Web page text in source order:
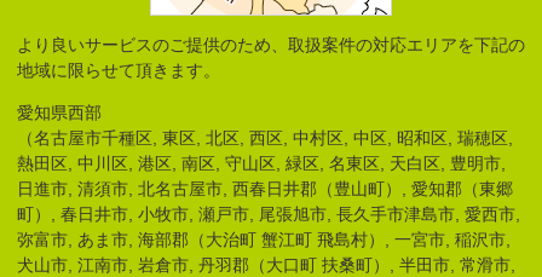
より良いサービスのご提供のため、取扱案件の対応エリアを下記の
地域に限らせて頂きます。
愛知県西部
（名古屋市千種区, 東区, 北区, 西区, 中村区, 中区, 昭和区, 瑞穂区,
熱田区, 中川区, 港区, 南区, 守山区, 緑区, 名東区, 天白区, 豊明市,
日進市, 清須市, 北名古屋市, 西春日井郡（豊山町）, 愛知郡（東郷
町）, 春日井市, 小牧市, 瀬戸市, 尾張旭市, 長久手市津島市, 愛西市,
弥富市, あま市, 海部郡（大治町 蟹江町 飛島村）, 一宮市, 稲沢市,
犬山市, 江南市, 岩倉市, 丹羽郡（大口町 扶桑町）, 半田市, 常滑市,